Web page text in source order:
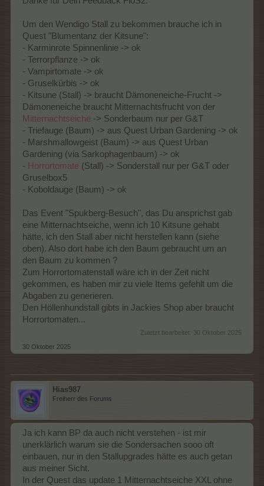
Mitternachtseiche hatte ich schon 1x, aber so konnte ich mir
diese ein zweites Mal erspielen.
Viele Grüße Flo
Um den Wendigo Stall zu bekommen brauche ich in
Quest "Blumentanz der Kitsune":
- Karminrote Spinnenlinie -> ok
- Terrorpflanze -> ok
- Vampirtomate -> ok
- Gruselkürbis -> ok
- Kitsune (Stall) -> braucht Dämoneneiche-Frucht ->
Dämoneneiche braucht Mitternachtsfrucht von der
Mitternachtseiche -> Sonderbaum nur per G&T
- Triefauge (Baum) -> aus Quest Urban Gardening -> ok
- Marshmallowgeist (Baum) -> aus Quest Urban
Gardening (via Sarkophagenbaum) -> ok
- Horrortomate (Stall) -> Sonderstall nur per G&T oder
Gruselbox5
- Koboldauge (Baum) -> ok
Das Event "Spukberg-Besuch", das Du ansprichst gab
eine Mitternachtseiche, wenn ich 10 Kitsune gehabt
hätte, ich den Stall aber nicht herstellen kann (siehe
oben). Also dort habe ich den Baum gebraucht um an
den Baum zu kommen ?
Zum Horrortomatenstall wäre ich in der Zeit nicht
gekommen, es haben mir zu viele Items gefehlt um die
Abgaben zu generieren.
Den Höllenhundstall gibts in Jackies Shop aber braucht
Horrortomaten...
Zuletzt bearbeitet: 30 Oktober 2025
30 Oktober 2025
Hias987
Freiherr des Forums
Ja ich kann BP da auch nicht verstehen - ist mir
unerklärlich warum sie die Sondersachen sooo oft
einbauen, nur in den Stallupgrades hätte es auch getan
aus meiner Sicht.
In der Quest das update 1 Mitternachtseiche XXL ohne